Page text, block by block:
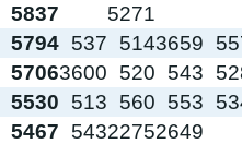
5837
5271
5794 537 5143659
57063600 520 543
5530 513 560 553
5467 54322752649